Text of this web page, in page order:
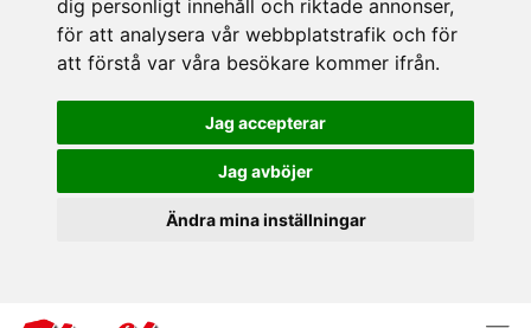
dig personligt innehåll och riktade annonser,
för att analysera vår webbplatstrafik och för
att förstå var våra besökare kommer ifrån.
Jag accepterar
Jag avböjer
Ändra mina inställningar